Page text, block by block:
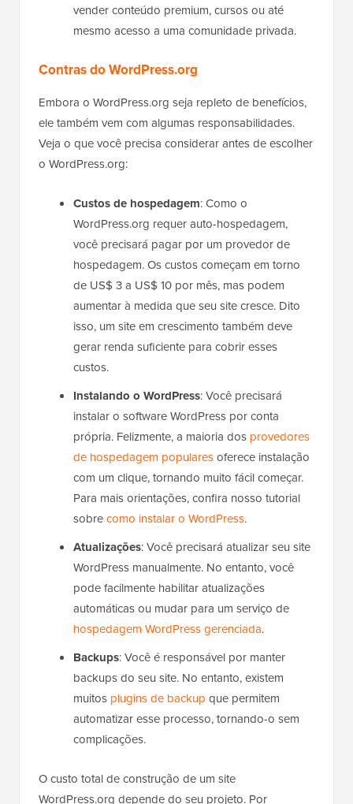
vender conteúdo premium, cursos ou até
mesmo acesso a uma comunidade privada.
Contras do WordPress.org
Embora o WordPress.org seja repleto de benefícios,
ele também vem com algumas responsabilidades.
Veja o que você precisa considerar antes de escolher
o WordPress.org:
Custos de hospedagem: Como o
WordPress.org requer auto-hospedagem,
você precisará pagar por um provedor de
hospedagem. Os custos começam em torno
de US$ 3 a US$ 10 por mês, mas podem
aumentar à medida que seu site cresce. Dito
isso, um site em crescimento também deve
gerar renda suficiente para cobrir esses
custos.
Instalando o WordPress: Você precisará
instalar o software WordPress por conta
própria. Felizmente, a maioria dos provedores
de hospedagem popularesoferece instalação
com um clique, tornando muito fácil começar.
Para mais orientações, confira nosso tutorial
sobrecomo instalar o WordPress.
Atualizações: Você precisará atualizar seu site
WordPress manualmente. No entanto, você
pode facilmente habilitar atualizações
automáticas ou mudar para um serviço de
hospedagem WordPress gerenciada.
Backups: Você é responsável por manter
backups do seu site. No entanto, existem
muitos plugins de backup que permitem
automatizar esse processo, tornando-o sem
complicações.
O custo total de construção de um site
WordPress.org depende do seu projeto. Por